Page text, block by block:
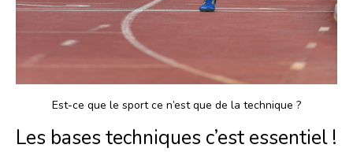
Est-ce que le sport ce n’est que de la technique ?
Les bases techniques c’est essentiel !